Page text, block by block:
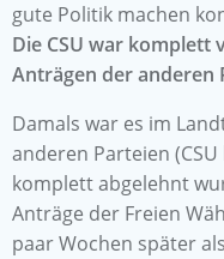
gute Politik machen
Die CSU war komplett
Anträgen der anderen
Damals war es im
anderen Parteien
komplett abgelehnt
Anträge der Freien
paar Wochen später